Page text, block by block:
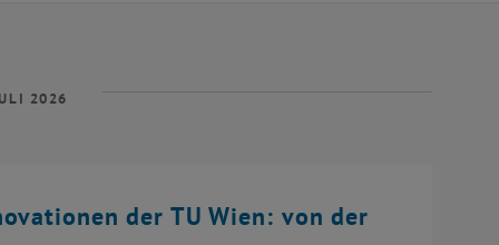
2026
der TU Wien: von der